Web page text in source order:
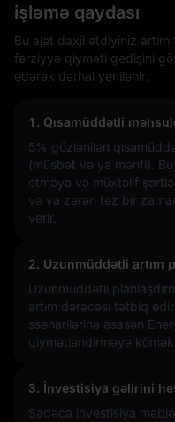
işləmə qaydası
Bu alət daxil etdiyiniz
fərziyyə qiyməti gedişini
edərək dərhal yenilənir.
1. Qısamüddətli
5% gözlənilən
(müsbət və ya mənfi).
etməyə və müxtəlif
və ya zərəri tez bir
verir.
2. Uzunmüddətli artım
Uzunmüddətli
artım dərəcəsi tətbiq
ssenarilərinə əsasən
qiymətləndirməyə kömək
3. İnvestisiya gəlirini
Sadəcə investisiya